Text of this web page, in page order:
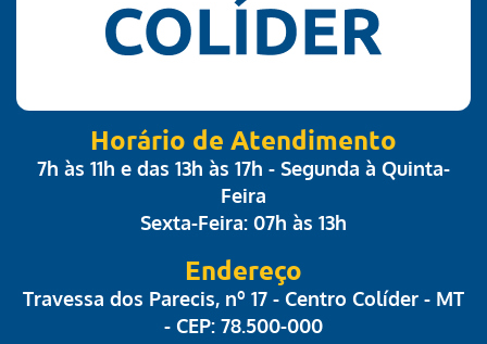
Horário de Atendimento
7h às 11h e das 13h às 17h - Segunda à Quinta-
Feira
Sexta-Feira: 07h às 13h
Endereço
Travessa dos Parecis, nº 17 - Centro Colíder - MT
- CEP: 78.500-000